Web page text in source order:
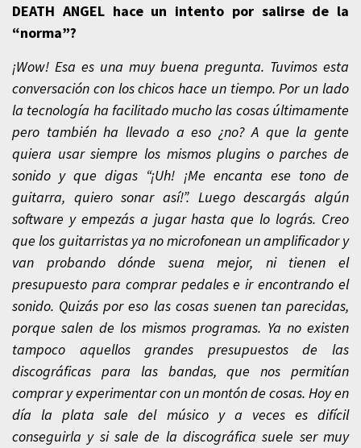
DEATH ANGEL hace un intento por salirse de la
“norma”?
¡Wow! Esa es una muy buena pregunta. Tuvimos esta
conversación con los chicos hace un tiempo. Por un lado
la tecnología ha facilitado mucho las cosas últimamente
pero también ha llevado a eso ¿no? A que la gente
quiera usar siempre los mismos plugins o parches de
sonido y que digas “¡Uh! ¡Me encanta ese tono de
guitarra, quiero sonar así!”. Luego descargás algún
software y empezás a jugar hasta que lo lográs. Creo
que los guitarristas ya no microfonean un amplificador y
van probando dónde suena mejor, ni tienen el
presupuesto para comprar pedales e ir encontrando el
sonido. Quizás por eso las cosas suenen tan parecidas,
porque salen de los mismos programas. Ya no existen
tampoco aquellos grandes presupuestos de las
discográficas para las bandas, que nos permitían
comprar y experimentar con un montón de cosas. Hoy en
día la plata sale del músico y a veces es difícil
conseguirla y si sale de la discográfica suele ser muy